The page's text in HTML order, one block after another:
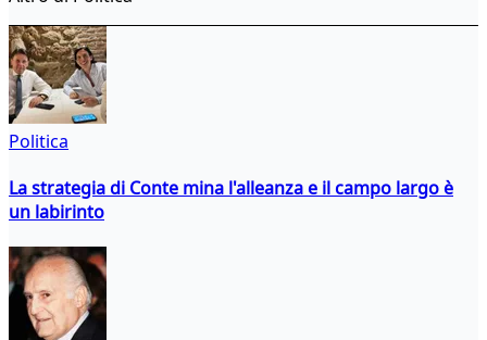
Politica
La strategia di Conte mina l'alleanza e il campo largo è
un labirinto